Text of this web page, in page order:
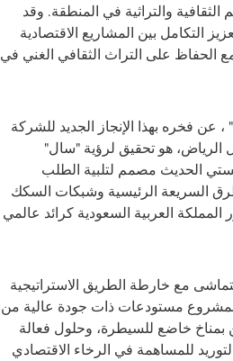
والتراثية في المنطقة. وقد
التكامل بين المشاريع الاقتصادية
الحفاظ على التراث الثقافي الغني في
فخره بهذا الإنجاز الجديد للشركة
الرياض، هو تحقيق لرؤية "سال"
الحديث مصمم لتلبية الطلب
السريعة الرئيسية وشبكات السكك
العربية السعودية كرائد عالمي
العالمي يتماشى مع خارطة الطريق الاستراتيجية
المشروع مستودعات ذات جودة عالية من
بمناخ خاضع للسيطرة، وحلول فعالة
للمساهمة في الرخاء الاقتصادي